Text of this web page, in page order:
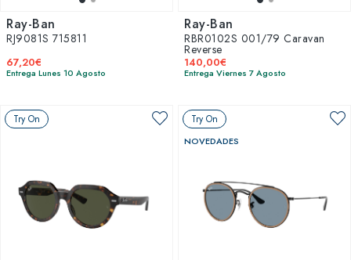
Ray-Ban
RJ9081S 715811
67,20€
Entrega Lunes 10 Agosto
Ray-Ban
RBR0102S 001/79 Caravan
Reverse
140,00€
Entrega Viernes 7 Agosto
Try On Try On
NOVEDADES